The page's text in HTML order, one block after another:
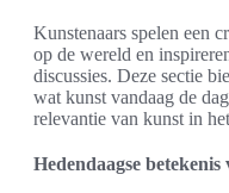
Kunstenaars spelen een
op de wereld en
discussies. Deze sectie
wat kunst vandaag de
relevantie van kunst in
Hedendaagse